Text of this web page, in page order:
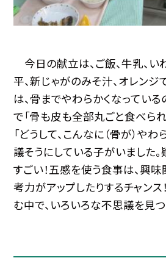
今日の献立は、ご飯、牛乳、い
平、新じゃがのみそ汁、オレンジ
は、骨までやわらかくなっている
で「骨も皮も全部丸ごと食べられ
「どうして、こんなに（骨が）や
議そうにしている子がいました
すごい！五感を使う食事は、興
考力がアップしたりするチャン
む中で、いろいろな不思議を見つ